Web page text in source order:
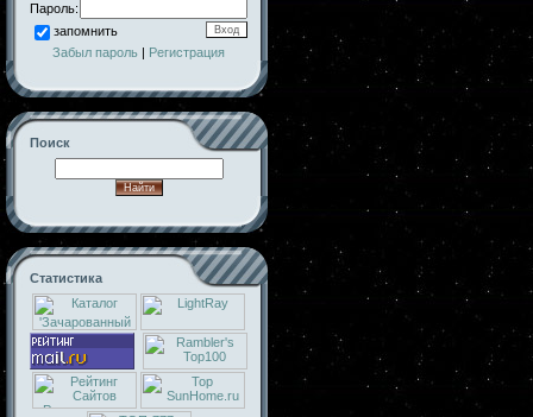
Пароль:
запомнить
Забыл пароль | Регистрация
Поиск
Статистика